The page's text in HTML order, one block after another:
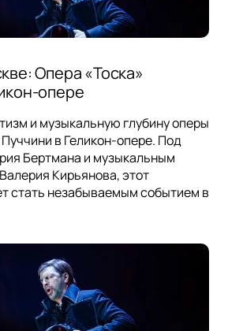
Опера «Тоска»
опере
и музыкальную глубину оперы
в Геликон-опере. Под
Бертмана и музыкальным
Кирьянова, этот
стать незабываемым событием в